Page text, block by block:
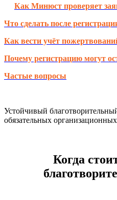
Как Минюст проверяет
Что сделать после
Как вести учёт
Почему регистрацию могут
Частые вопросы
Устойчивый
обязательных
Когда